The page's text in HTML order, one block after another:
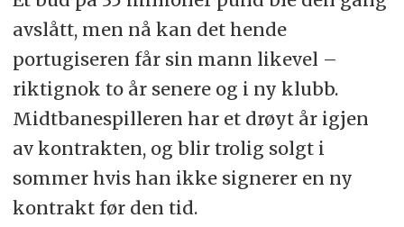
avslått, men nå kan det hende
portugiseren får sin mann likevel –
riktignok to år senere og i ny klubb.
Midtbanespilleren har et drøyt år igjen
av kontrakten, og blir trolig solgt i
sommer hvis han ikke signerer en ny
kontrakt før den tid.